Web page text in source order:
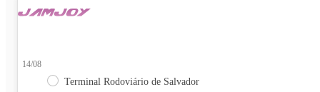
14/08
Terminal Rodoviário de Salvador